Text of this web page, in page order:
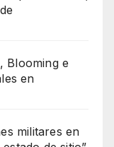
Blooming e
en
militares en